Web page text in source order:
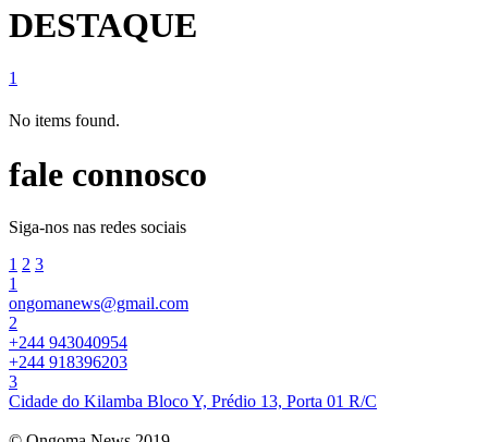
DESTAQUE
1
No items found.
fale connosco
Siga-nos nas redes sociais
1 2 3
1
ongomanews@gmail.com
2
+244 943040954
+244 918396203
3
Cidade do Kilamba Bloco Y, Prédio 13, Porta 01 R/C